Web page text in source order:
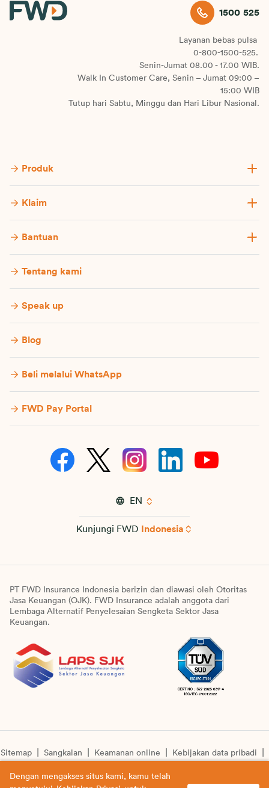
1500 525
Layanan bebas pulsa
0-800-1500-525.
Senin-Jumat 08.00 - 17.00 WIB.
Walk In Customer Care, Senin – Jumat 09:00 –
15:00 WIB
Tutup hari Sabtu, Minggu dan Hari Libur Nasional.
Produk
Klaim
Bantuan
Tentang kami
Speak up
Blog
Beli melalui WhatsApp
FWD Pay Portal
EN
Kunjungi FWD Indonesia
PT FWD Insurance Indonesia berizin dan diawasi oleh Otoritas
Jasa Keuangan (OJK). FWD Insurance adalah anggota dari
Lembaga Alternatif Penyelesaian Sengketa Sektor Jasa
Keuangan.
Sitemap Sangkalan Keamanan online
Kebijakan data pribadi
Dengan mengakses situs kami, kamu telah